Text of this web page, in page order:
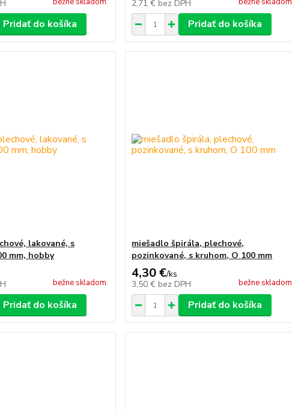
Pridať do košíka
2,71 € bez DPH
Pridať do košíka
lakované, s
mm, hobby
bežne skladom
Pridať do košíka
miešadlo špirála, plechové,
pozinkované, s kruhom, O 100 mm
4,30 €/ks
3,50 € bez DPH bežne skladom
Pridať do košíka